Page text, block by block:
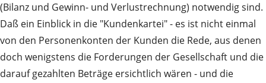
(Bilanz und Gewinn- und Verlustrechnung) notwendig sind.
Daß ein Einblick in die "Kundenkartei" - es ist nicht einmal
von den Personenkonten der Kunden die Rede, aus denen
doch wenigstens die Forderungen der Gesellschaft und die
darauf gezahlten Beträge ersichtlich wären - und die